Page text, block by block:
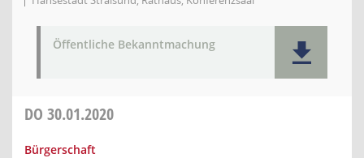
Öffentliche Bekanntmachung
DO 30.01.2020
Bürgerschaft